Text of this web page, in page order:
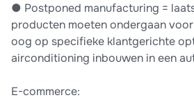
● Postponed manufacturing =
producten moeten ondergaan
oog op specifieke klantgerichte
airconditioning inbouwen in een
E-commerce: